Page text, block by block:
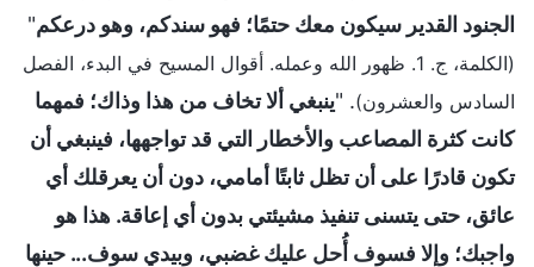
الجنود القدير سيكون معك حتمًا؛ فهو سندكم، وهو درعكم"
(الكلمة، ج. 1. ظهور الله وعمله. أقوال المسيح في البدء، الفصل
السادس والعشرون). "ينبغي ألا تخاف من هذا وذاك؛ فمهما
كانت كثرة المصاعب والأخطار التي قد تواجهها، فينبغي أن
تكون قادرًا على أن تظل ثابتًا أمامي، دون أن يعرقلك أي
عائق، حتى يتسنى تنفيذ مشيئتي بدون أي إعاقة. هذا هو
واجبك؛ وإلا فسوف أُحل عليك غضبي، وبيدي سوف... حينها